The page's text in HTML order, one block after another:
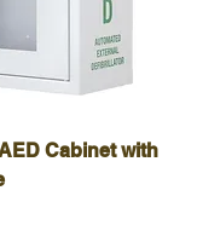
Cabinet with